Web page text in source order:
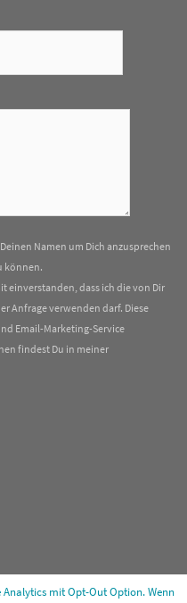
Namen um Dich anzusprechen
können.
einverstanden, dass ich die von Dir
Anfrage verwenden darf. Diese
Email-Marketing-Service
findest Du in meiner
Analytics mit Opt-Out Option. Wenn